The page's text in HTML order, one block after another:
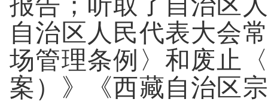
自治区人民代表大会
场管理条例〉和废止
案）》《西藏自治区